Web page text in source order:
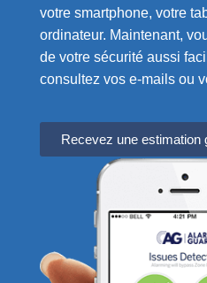
votre smartphone, votre
ordinateur. Maintenant,
de votre sécurité aussi
consultez vos e-mails ou
Recevez une estimation